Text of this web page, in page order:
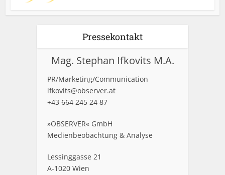
Pressekontakt
Mag. Stephan Ifkovits M.A.
PR/Marketing/Communication
ifkovits@observer.at
+43 664 245 24 87
»OBSERVER« GmbH
Medienbeobachtung & Analyse
Lessinggasse 21
A-1020 Wien